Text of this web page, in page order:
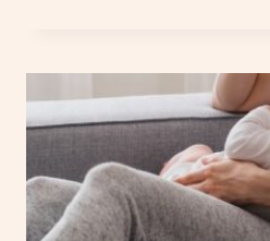
SAKLANMALI
VE
ISITILMALI?